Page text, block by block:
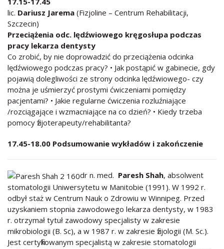
lic. Dariusz Jarema (Fizjoline – Centrum Rehabilitacji,
Szczecin)
Przeciążenia odc. lędźwiowego kręgosłupa podczas
pracy lekarza dentysty
Co zrobić, by nie doprowadzić do przeciążenia odcinka
lędźwiowego podczas pracy? • Jak postąpić w gabinecie, gdy
pojawią dolegliwości ze strony odcinka lędźwiowego- czy
można je uśmierzyć prostymi ćwiczeniami pomiędzy
pacjentami? • Jakie regularne ćwiczenia rozluźniające
/rozciągające i wzmacniające na co dzień? • Kiedy trzeba
pomocy fizjoterapeuty/rehabilitanta?
17.45-18.00 Podsumowanie wykładów i zakończenie
dr n. med. Paresh Shah, absolwent
stomatologii Uniwersytetu w Manitobie (1991). W 1992 r.
odbył staż w Centrum Nauk o Zdrowiu w Winnipeg. Przed
uzyskaniem stopnia zawodowego lekarza dentysty, w 1983
r. otrzymał tytuł zawodowy specjalisty w zakresie
mikrobiologii (B. Sc), a w 1987 r. w zakresie fizjologii (M. Sc.).
Jest certyfikowanym specjalistą w zakresie stomatologii